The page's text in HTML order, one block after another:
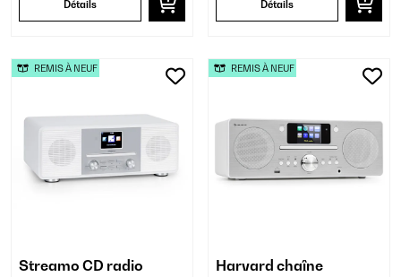
Détails Détails
Streamo CD radio
REMIS À NEUF
Harvard chaîne
REMIS À NEUF